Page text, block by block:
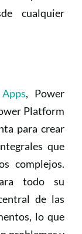
cualquier
, Power
Platform
para crear
que
complejos.
todo su
de las
lo que